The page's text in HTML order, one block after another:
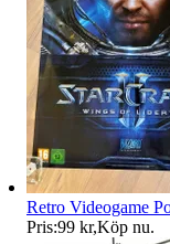
Retro Videogame
Pris:99 kr,Köp nu.